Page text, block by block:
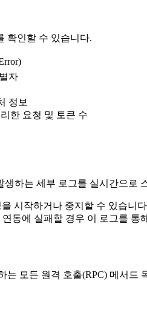
확인할 수 있습니다.
자
정보
한 요청 및 토큰 수
하는 세부 로그를 실시간으로
시작하거나 중지할 수 있습니
동에 실패할 경우 이 로그를 통
는 모든 원격 호출(RPC) 메서